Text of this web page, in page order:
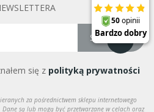
Subskrybuj
się z polityką prywatności
za pośrednictwem sklepu internetowego
Dane są lub mogą być przetwarzane w celach oraz